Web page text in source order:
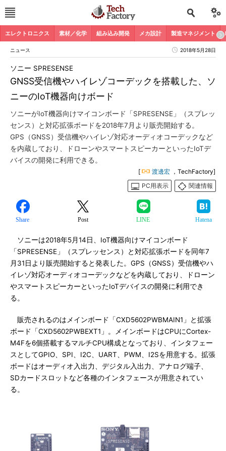
エレクトロニクス 素材／化学 組み込み開発 メカ設計 製造マネジメント
ニュース 2018年5月28日
GNSS受信機やハイレゾコーデックを搭載した、ソ
ニーのIoT機器向けボード
ソニー SPRESENSE
ソニーがIoT機器向けマイコンボード「SPRESENSE」（スプレッ
センス）と対応拡張ボードを2018年7月より販売開始する。
GPS（GNSS）受信機やハイレゾ対応オーディオコーデックなど
を内蔵しており、ドローンやスマートスピーカーといったIoTデ
バイスの開発に利用できる。
[ 渡邊宏 ，TechFactory]
PC用表示
関連情報
Share Post LINE Hatena
ソニーは2018年5月14日、IoT機器向けマイコンボード
「SPRESENSE」（スプレッセンス）と対応拡張ボードを同年7
月31日より販売開始すると発表した。GPS（GNSS）受信機やハ
イレゾ対応オーディオコーデックなどを内蔵しており、ドローン
やスマートスピーカーといったIoTデバイスの開発に利用でき
る。
販売されるのはメインボード「CXD5602PWBMAIN1」と拡張
ボード「CXD5602PWBEXT1」。メインボードはCPUにCortex-
M4Fを6個搭載するマルチCPU構成となっており、インタフェー
スとしてGPIO、SPI、I2C、UART、PWM、I2Sを用意する。拡張
ボードはオーディオ入出力、デジタル入出力、アナログ端子、
SDカードスロットなど各種のインタフェースが用意されてい
る。